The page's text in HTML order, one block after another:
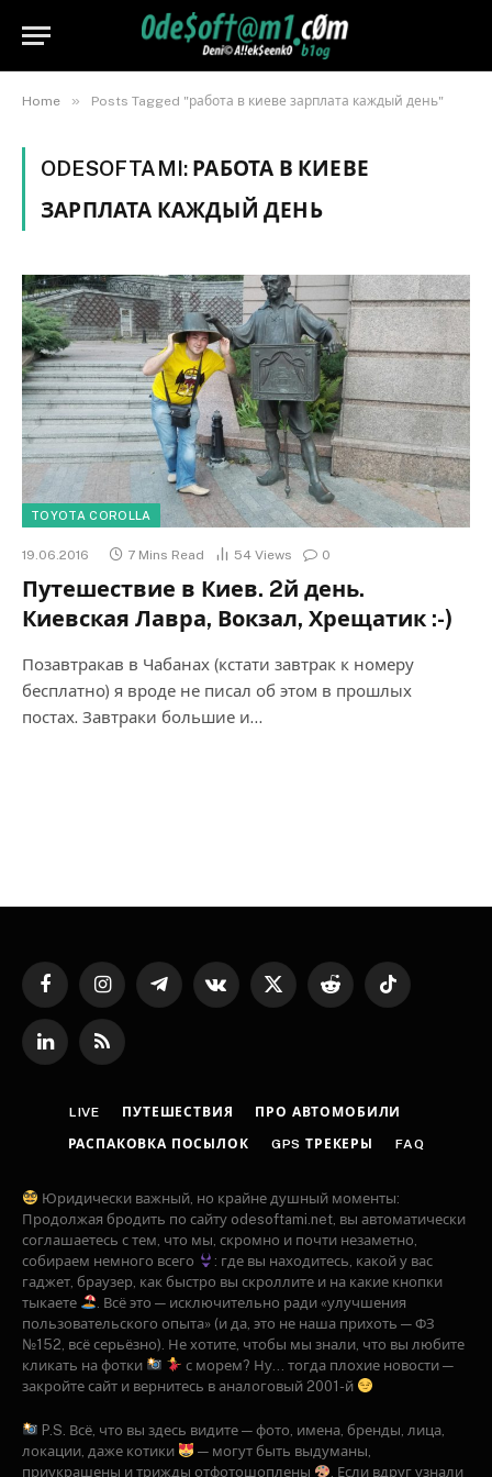
Home » Posts Tagged "работа в киеве зарплата каждый день"
ODESOFTAMI: РАБОТА В КИЕВЕ
ЗАРПЛАТА КАЖДЫЙ ДЕНЬ
TOYOTA COROLLA
19.06.2016 7 Mins Read 54 Views 0
Путешествие в Киев. 2й день.
Киевская Лавра, Вокзал, Хрещатик :-)
Позавтракав в Чабанах (кстати завтрак к номеру
бесплатно) я вроде не писал об этом в прошлых
постах. Завтраки большие и…
FacebookInstagramTelegramVKontakte
X
Reddit TikTok
LinkedInRSS
LIVE ПУТЕШЕСТВИЯ ПРО АВТОМОБИЛИ
РАСПАКОВКА ПОСЫЛОК GPS ТРЕКЕРЫ FAQ
Юридически важный, но крайне душный моменты:
Продолжая бродить по сайту odesoftami.net, вы автоматически
соглашаетесь с тем, что мы, скромно и почти незаметно,
собираем немного всего
: где вы находитесь, какой у вас
гаджет, браузер, как быстро вы скроллите и на какие кнопки
тыкаете
. Всё это — исключительно ради «улучшения
пользовательского опыта» (и да, это не наша прихоть — ФЗ
№152, всё серьёзно). Не хотите, чтобы мы знали, что вы любите
кликать на фотки
с морем? Ну... тогда плохие новости —
закройте сайт и вернитесь в аналоговый 2001-й
P.S. Всё, что вы здесь видите — фото, имена, бренды, лица,
локации, даже котики
— могут быть выдуманы,
приукрашены и трижды отфотошоплены
. Если вдруг узнали